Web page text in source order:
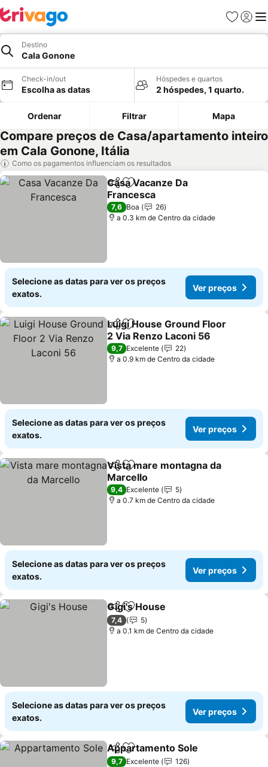
Favoritos
Iniciar
Destino
Cala Gonone
Check-in/out
Escolha as datas
Hóspedes e quartos
2 hóspedes, 1 quarto.
Ordenar Filtrar Mapa
Compare preços de Casa/apartamento inteiro
em Cala Gonone, Itália
Como os pagamentos influenciam os resultados
PartilharAdicionar aos favoritos
Casa Vacanze Da
Francesca
7,6 Boa
26
a 0.3 km de Centro da cidade
Selecione as datas para ver os preços
exatos.
Ver preços
PartilharAdicionar aos favoritos
Luigi House Ground Floor
2 Via Renzo Laconi 56
9,7 Excelente
22
a 0.9 km de Centro da cidade
Selecione as datas para ver os preços
exatos.
Ver preços
PartilharAdicionar aos favoritos
Vista mare montagna da
Marcello
9,4 Excelente
5
a 0.7 km de Centro da cidade
Selecione as datas para ver os preços
exatos.
Ver preços
PartilharAdicionar aos favoritos
Gigi's House
7,4
5
a 0.1 km de Centro da cidade
Selecione as datas para ver os preços
exatos.
Ver preços
PartilharAdicionar aos favoritos
Appartamento Sole
9,7 Excelente
126